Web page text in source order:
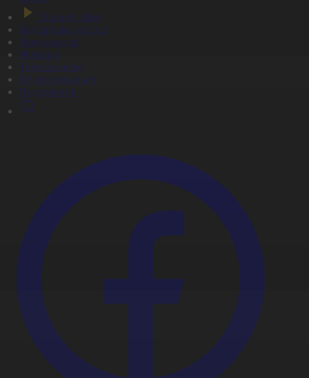
Тікелей эфир
Бағдарлама кестесі
Жаңалықтар
Жобалар
Телехикаялар
Мультсериалдар
Видеоархив